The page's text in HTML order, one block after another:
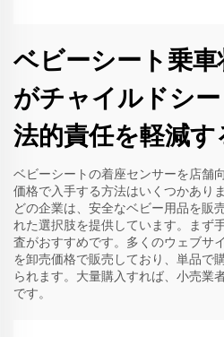
ベビーシート乗
がチャイルドシ
法的責任を軽減
ベビーシートの着座センサーを店舗
価格で入手する方法はいくつかあ
どの企業は、安全なベビー用品を販
れた選択肢を提供しています。まず
査がおすすめです。多くのウェブサ
を卸売価格で販売しており、単品で
られます。大量購入すれば、小売業
です。